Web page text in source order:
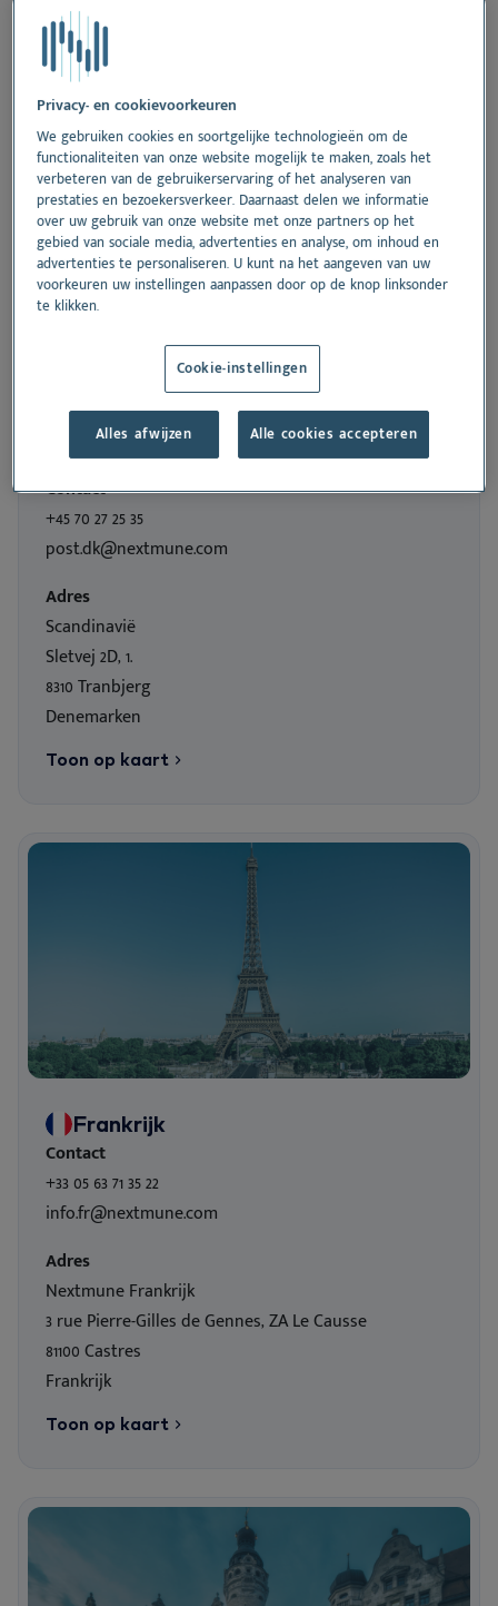
8243 PM Lelystad
Nederland
Toon op kaart
Denemarken
Contact
+45 70 27 25 35
post.dk@nextmune.com
Adres
Scandinavië
Sletvej 2D, 1.
8310 Tranbjerg
Denemarken
Toon op kaart
Frankrijk
Contact
+33 05 63 71 35 22
info.fr@nextmune.com
Adres
Nextmune Frankrijk
3 rue Pierre-Gilles de Gennes, ZA Le Causse
81100 Castres
Frankrijk
Toon op kaart
Privacy- en cookievoorkeuren
We gebruiken cookies en soortgelijke technologieën om de
functionaliteiten van onze website mogelijk te maken, zoals het
verbeteren van de gebruikerservaring of het analyseren van
prestaties en bezoekersverkeer. Daarnaast delen we informatie
over uw gebruik van onze website met onze partners op het
gebied van sociale media, advertenties en analyse, om inhoud en
advertenties te personaliseren. U kunt na het aangeven van uw
voorkeuren uw instellingen aanpassen door op de knop linksonder
te klikken.
Cookie-instellingen
Alles afwijzen Alle cookies accepteren